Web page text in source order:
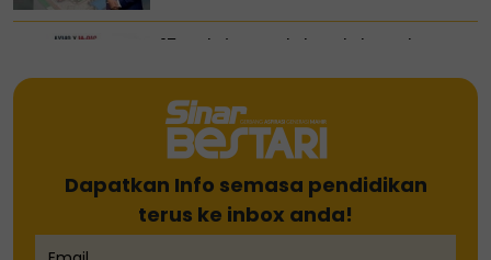
15 pelajar mulakan laluan ke
arah akauntan profesional
Pelajar kolej lemas ketika
mandi-manda bersama
sembilan rakan
Dapatkan Info semasa pendidikan
terus ke inbox anda!